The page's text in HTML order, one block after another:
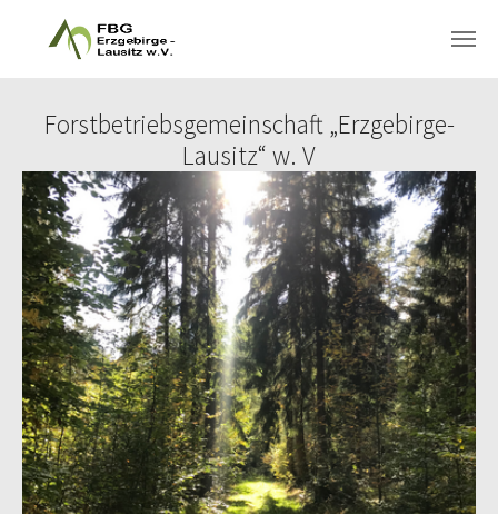
Forstbetriebsgemeinschaft „Erzgebirge-
Lausitz“ w. V